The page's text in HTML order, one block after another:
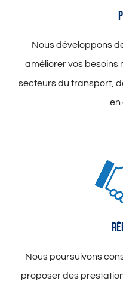
Nous développons
améliorer vos besoins
secteurs du transport,
en
Nous poursuivons
proposer des